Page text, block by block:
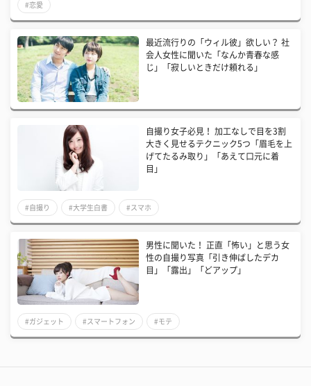
#恋愛
最近流行りの「ウィル彼」欲しい？ 社
会人女性に聞いた「なんか青春な感
じ」「寂しいときだけ頼れる」
自撮り女子必見！ 加工なしで目を3割
大きく見せるテクニック5つ「眉毛を上
げてたるみ取り」「あえて口元に着
目」
#自撮り #大学生白書 #スマホ
男性に聞いた！ 正直「怖い」と思う女
性の自撮り写真「引き伸ばしたデカ
目」「露出」「どアップ」
#ガジェット #スマートフォン #モテ